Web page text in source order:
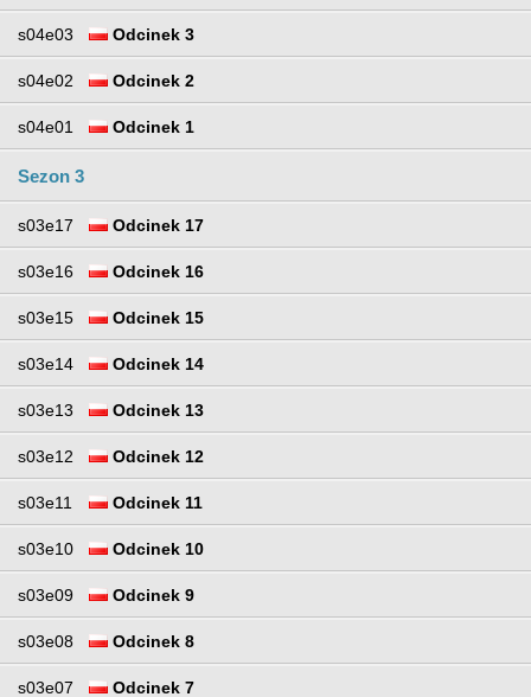
s04e03 Odcinek 3
s04e02 Odcinek 2
s04e01 Odcinek 1
Sezon 3
s03e17 Odcinek 17
s03e16 Odcinek 16
s03e15 Odcinek 15
s03e14 Odcinek 14
s03e13 Odcinek 13
s03e12 Odcinek 12
s03e11 Odcinek 11
s03e10 Odcinek 10
s03e09 Odcinek 9
s03e08 Odcinek 8
s03e07 Odcinek 7